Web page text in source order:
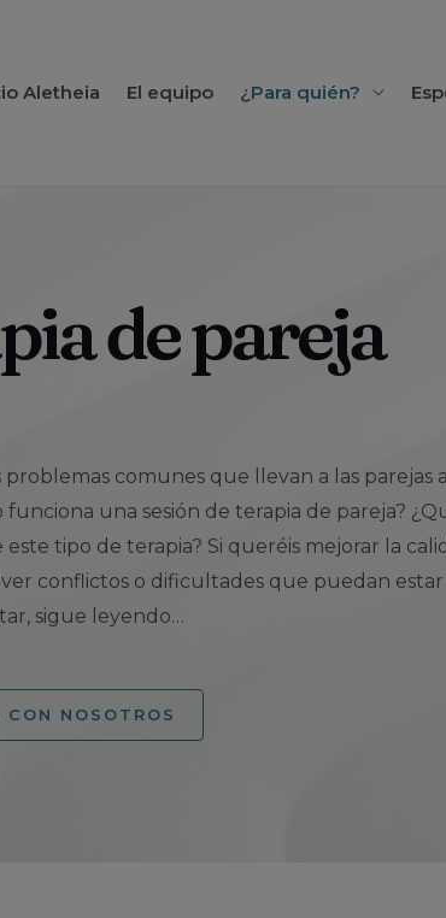
Aletheia El equipo ¿Para quién?
de pareja
problemas comunes que llevan a las parejas
funciona una sesión de terapia de pareja?
este tipo de terapia? Si queréis mejorar la
conflictos o dificultades que puedan
sigue leyendo…
NOSOTROS